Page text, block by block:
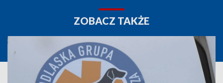
ZOBACZ TAKŻE